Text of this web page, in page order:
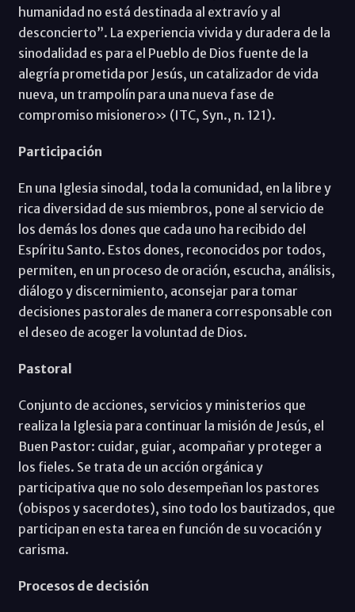
humanidad no está destinada al extravío y al
desconcierto”. La experiencia vivida y duradera de la
sinodalidad es para el Pueblo de Dios fuente de la
alegría prometida por Jesús, un catalizador de vida
nueva, un trampolín para una nueva fase de
compromiso misionero» (ITC, Syn., n. 121).
Participación
En una Iglesia sinodal, toda la comunidad, en la libre y
rica diversidad de sus miembros, pone al servicio de
los demás los dones que cada uno ha recibido del
Espíritu Santo. Estos dones, reconocidos por todos,
permiten, en un proceso de oración, escucha, análisis,
diálogo y discernimiento, aconsejar para tomar
decisiones pastorales de manera corresponsable con
el deseo de acoger la voluntad de Dios.
Pastoral
Conjunto de acciones, servicios y ministerios que
realiza la Iglesia para continuar la misión de Jesús, el
Buen Pastor: cuidar, guiar, acompañar y proteger a
los fieles. Se trata de un acción orgánica y
participativa que no solo desempeñan los pastores
(obispos y sacerdotes), sino todo los bautizados, que
participan en esta tarea en función de su vocación y
carisma.
Procesos de decisión